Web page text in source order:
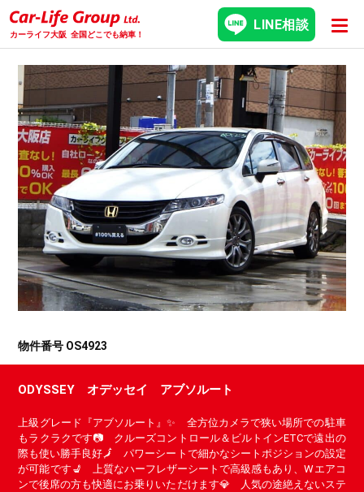
カーライフ大阪 全国どこでも納車！
LINE相談
物件番号 OS4923
ODYSSEY オデッセイ アブソルート
上級グレード『アブソルート』✨ 全方位カメラで狭い場所での駐車
もラクラクです📷 クルーズコントロール＆ビルトインETCで遠出の
際も使い勝手良好🗾 パワーシートで細かなシートポジションの設定
が可能です💺 上質なハーフレザーシートで高級感もあり、Wエアコ
ンで後席の方も快適にお乗りいただけます💎 人気の途絶えないステ